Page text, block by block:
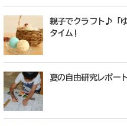
親子でクラフト♪「
タイム!
夏の自由研究レポー